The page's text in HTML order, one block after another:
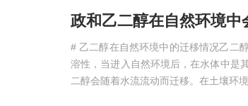
政和乙二醇在自然环境中
# 乙二醇在自然环境中的迁移情况乙二
溶性，当进入自然环境后，在水体中是
二醇会随着水流流动而迁移。在土壤环